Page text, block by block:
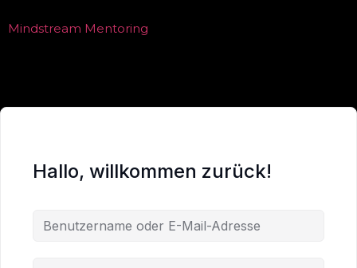
Mindstream Mentoring
Hallo, willkommen zurück!